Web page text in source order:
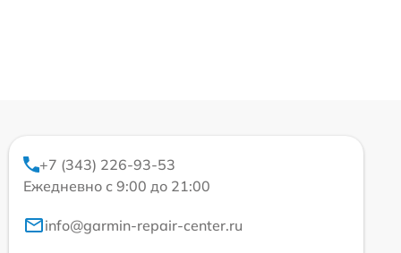
+7 (343) 226-93-53
Ежедневно с 9:00 до 21:00
info@garmin-repair-center.ru